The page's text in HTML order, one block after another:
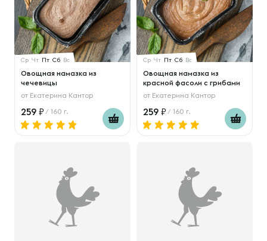
Ср Чт Пт Сб Вс
Овощная намазка из
чечевицы
от Екатерина Кантор
259 / 160 г.
Ср Чт Пт Сб Вс
Овощная намазка из
красной фасоли с грибами
от Екатерина Кантор
259 / 160 г.